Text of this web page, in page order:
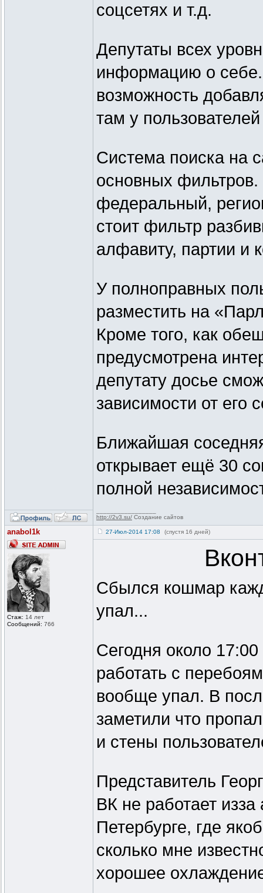
соцсетях и т.д.
Депутаты всех
информацию о себе.
возможность
там у
Система поиска на
основных
федеральный,
стоит фильтр
алфавиту, партии и
У полноправных
разместить на
Кроме того, как
предусмотрена
депутату досье
зависимости от его
Ближайшая
открывает ещё 30
полной
http://2v3.su/ Создание сайтов
anabol1k
Стаж: 14 лет
Сообщений: 766
27-Июл-2014 17:08 (спустя 16 дней)
Сбылся кошмар
упал...
Сегодня около
работать с
вообще упал. В
заметили что
и стены
Представитель
ВК не работает
Петербурге, где
сколько мне
хорошее